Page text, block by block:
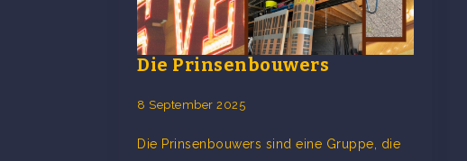
Die Prinsenbouwers
8 September 2025
Die Prinsenbouwers sind eine Gruppe, die